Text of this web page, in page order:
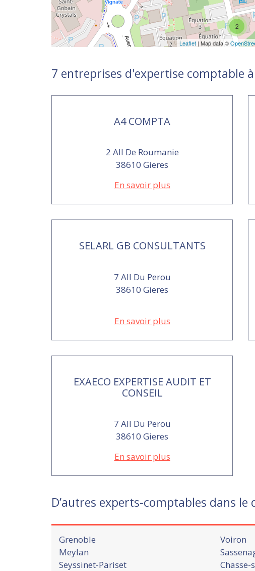
2
Leaflet | Map data ©
7 entreprises d'expertise comptable
A4 COMPTA
2 All De Roumanie
38610 Gieres
En savoir plus
SELARL GB CONSULTANTS
7 All Du Perou
38610 Gieres
En savoir plus
EXAECO EXPERTISE AUDIT ET
CONSEIL
7 All Du Perou
38610 Gieres
En savoir plus
D’autres experts-comptables dans
Grenoble
Meylan
Seyssinet-Pariset
Voiron
Chasse-